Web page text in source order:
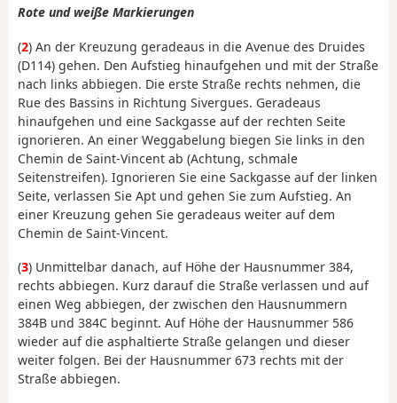
Rote und weiße Markierungen
(2) An der Kreuzung geradeaus in die Avenue des Druides
(D114) gehen. Den Aufstieg hinaufgehen und mit der Straße
nach links abbiegen. Die erste Straße rechts nehmen, die
Rue des Bassins in Richtung Sivergues. Geradeaus
hinaufgehen und eine Sackgasse auf der rechten Seite
ignorieren. An einer Weggabelung biegen Sie links in den
Chemin de Saint-Vincent ab (Achtung, schmale
Seitenstreifen). Ignorieren Sie eine Sackgasse auf der linken
Seite, verlassen Sie Apt und gehen Sie zum Aufstieg. An
einer Kreuzung gehen Sie geradeaus weiter auf dem
Chemin de Saint-Vincent.
(3) Unmittelbar danach, auf Höhe der Hausnummer 384,
rechts abbiegen. Kurz darauf die Straße verlassen und auf
einen Weg abbiegen, der zwischen den Hausnummern
384B und 384C beginnt. Auf Höhe der Hausnummer 586
wieder auf die asphaltierte Straße gelangen und dieser
weiter folgen. Bei der Hausnummer 673 rechts mit der
Straße abbiegen.